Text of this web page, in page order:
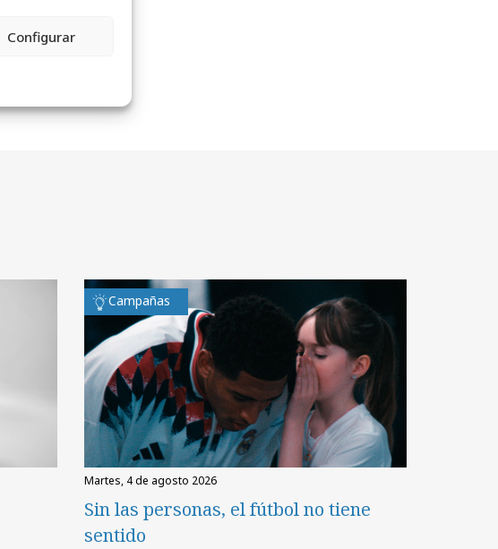
Configurar
Campañas
martes, 4 de agosto 2026
Sin las personas, el fútbol no tiene
sentido